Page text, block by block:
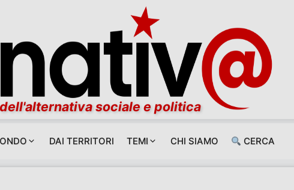
sociale e politica
DAI TERRITORI TEMI CHI SIAMO CERCA